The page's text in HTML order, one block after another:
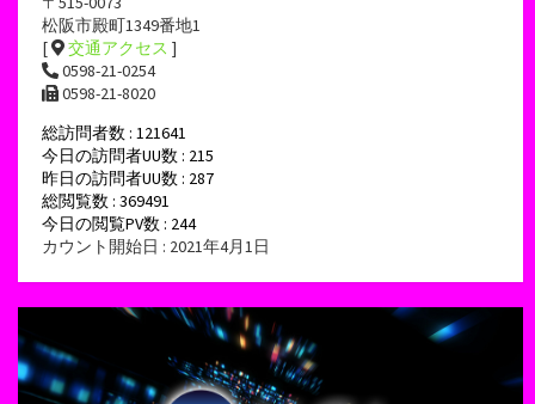
松阪市殿町1349番地1
[
交通アクセス ]
0598-21-0254
0598-21-8020
総訪問者数 : 121641
今日の訪問者UU数 : 215
昨日の訪問者UU数 : 287
総閲覧数 : 369491
今日の閲覧PV数 : 244
カウント開始日 : 2021年4月1日